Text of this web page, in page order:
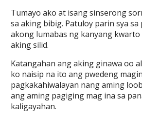
Tumayo ako at isang sinserong
sa aking bibig. Patuloy parin sya sa
akong lumabas ng kanyang kwarto
aking silid.
Katangahan ang aking ginawa oo
ko naisip na ito ang pwedeng
pagkakahiwalayan nang aming
ang aming pagiging mag ina sa
kaligayahan.